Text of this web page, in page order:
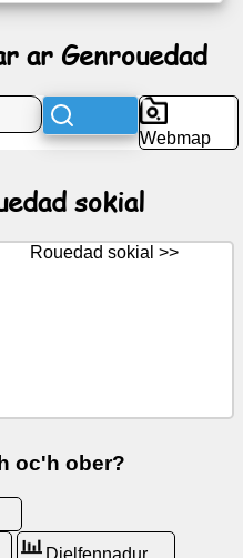
ar Genrouedad
Webmap
sokial
Rouedad sokial >>
oc'h ober?
Dielfennadur